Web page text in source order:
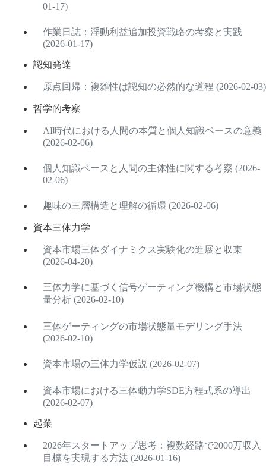
01-17)
作業日誌：浮動利益追加投資戦略の考察と実践
(2026-01-17)
認知発達
原点回帰：複雑性は認知の必然的な道程 (2026-02-03)
哲学的考察
AI時代における人間の本質と個人知識ベースの意義
(2026-02-06)
個人知識ベースと人間の主体性に関する考察 (2026-
02-06)
趣味の三層構造と理解の循環 (2026-02-06)
資本三体力学
資本市場三体ダイナミクス実験化の進展と収束
(2026-04-20)
三体力学に基づく信号ゲーティング機構と市場状態
量分析 (2026-02-10)
三体ゲーティングの市場状態量モデリング手法
(2026-02-10)
資本市場の三体力学仮説 (2026-02-07)
資本市場における三体動力学SDE方程式系の導出
(2026-02-07)
起業
2026年スタートアップ思考：複数経路で2000万収入
目標を実現する方法 (2026-01-16)